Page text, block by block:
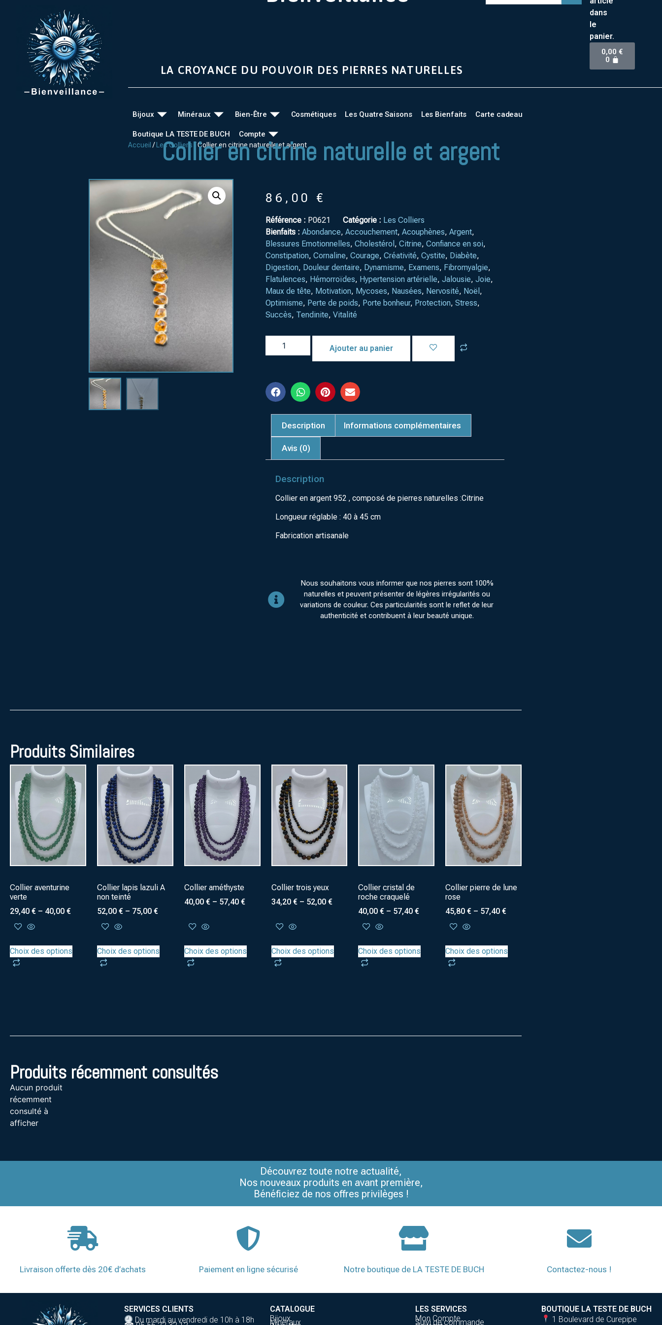
dans
le
panier.
0,00€
0
LA CROYANCE DU POUVOIR DES PIERRES NATURELLES
Bijoux Minéraux Bien-Être Cosmétiques Les Quatre Saisons Les Bienfaits Carte cadeau
Boutique LA TESTE DE BUCH Compte
Accueil / Les Colliers / Collier en citrine naturelle et argent
Collier en citrine naturelle et argent
86,00 €
Référence : P0621 Catégorie : Les Colliers
Bienfaits : Abondance,Accouchement,Acouphènes,Argent,
Blessures Emotionnelles,Cholestérol ,Citrine,Confiance en soi,
Constipation,Cornaline,Courage,Créativité,Cystite, Diabète,
Digestion, Douleur dentaire, Dynamisme, Examens, Fibromyalgie,
Flatulences, Hémorroïdes, Hypertension artérielle,Jalousie,Joie,
Maux de tête, Motivation, Mycoses, Nausées, Nervosité, Noël ,
Optimisme, Perte de poids, Porte bonheur, Protection,Stress,
Succès, Tendinite,Vitalité
Ajouter au panier
Description Informations complémentaires
Avis (0)
Description
Collier en argent 952 , composé de pierres naturelles :Citrine
Longueur réglable : 40 à 45 cm
Fabrication artisanale
Nous souhaitons vous informer que nos pierres sont 100%
naturelles et peuvent présenter de légères irrégularités ou
variations de couleur. Ces particularités sont le reflet de leur
authenticité et contribuent à leur beauté unique.
Produits Similaires
Collier aventurine
verte
29,40 € – 40,00 €
Choix des options
Collier lapis lazuli A
non teinté
52,00 €– 75,00 €
Choix des options
Collier améthyste
40,00 €– 57,40 €
Choix des options
Collier trois yeux
34,20 €– 52,00 €
Choix des options
Collier cristal de
roche craquelé
40,00€ – 57,40€
Choix des options
Collier pierre de lune
rose
45,80€ – 57,40€
Choix des options
Produits récemment consultés
Aucun produit
récemment
consulté à
afficher
Découvrez toute notre actualité,
Nos nouveaux produits en avant première,
Bénéficiez de nos offres privilèges !
Livraison offerte dès 20€ d’achats Paiement en ligne sécurisé Notre boutique de LA TESTE DE BUCH Contactez-nous !
SERVICES CLIENTS
Du mardi au vendredi de 10h à 18h
CATALOGUE
Bijoux
Minéraux
LES SERVICES
Mon Compte
Suivi de commande
BOUTIQUE LA TESTE DE BUCH
1 Boulevard de Curepipe